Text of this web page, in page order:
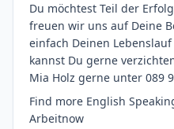
Du möchtest Teil der
freuen wir uns auf Deine
einfach Deinen
kannst Du gerne
Mia Holz gerne unter 089
Find more English
Arbeitnow